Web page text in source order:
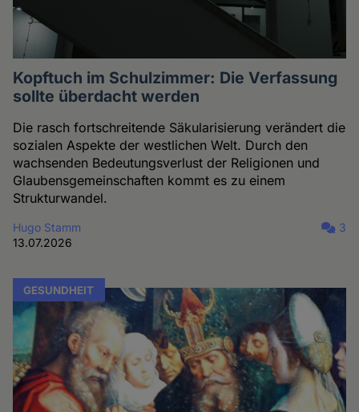
Kopftuch im Schulzimmer: Die Verfassung
sollte überdacht werden
Die rasch fortschreitende Säkularisierung verändert die
sozialen Aspekte der westlichen Welt. Durch den
wachsenden Bedeutungsverlust der Religionen und
Glaubensgemeinschaften kommt es zu einem
Strukturwandel.
Hugo Stamm
13.07.2026
3
GESUNDHEIT